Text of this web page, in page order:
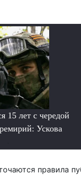
15 лет с чередой
Ускова
правила